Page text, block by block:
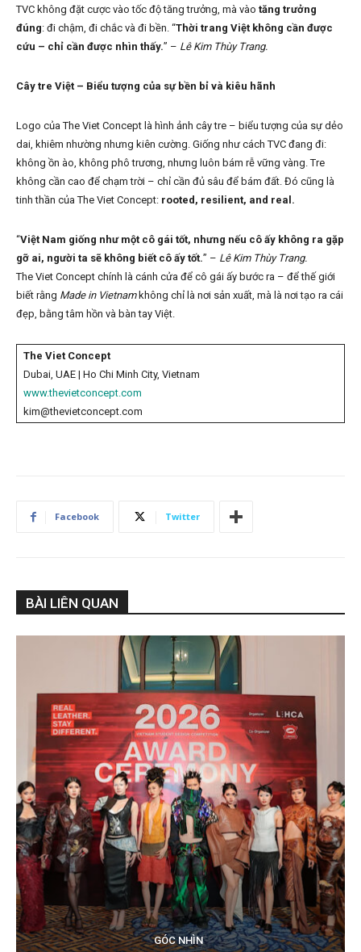
TVC không đặt cược vào tốc độ tăng trưởng, mà vào tăng trưởng
đúng: đi chậm, đi chắc và đi bền. “Thời trang Việt không cần được
cứu – chỉ cần được nhìn thấy.” – Lê Kim Thùy Trang.
Cây tre Việt – Biểu tượng của sự bền bỉ và kiêu hãnh
Logo của The Viet Concept là hình ảnh cây tre – biểu tượng của sự dẻo
dai, khiêm nhường nhưng kiên cường. Giống như cách TVC đang đi:
không ồn ào, không phô trương, nhưng luôn bám rễ vững vàng. Tre
không cần cao để chạm trời – chỉ cần đủ sâu để bám đất. Đó cũng là
tinh thần của The Viet Concept: rooted, resilient, and real.
“Việt Nam giống như một cô gái tốt, nhưng nếu cô ấy không ra gặp
gỡ ai, người ta sẽ không biết cô ấy tốt.” – Lê Kim Thùy Trang.
The Viet Concept chính là cánh cửa để cô gái ấy bước ra – để thế giới
biết rằng Made in Vietnamkhông chỉ là nơi sản xuất, mà là nơi tạo ra cái
đẹp, bằng tâm hồn và bàn tay Việt.
The Viet Concept
Dubai, UAE | Ho Chi Minh City, Vietnam
www.thevietconcept.com
kim@thevietconcept.com
Facebook Twitter
BÀI LIÊN QUAN
GÓC NHÌN